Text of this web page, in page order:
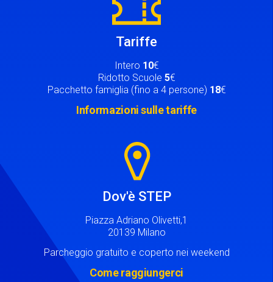
Tariffe
Intero 10€
Ridotto Scuole 5€
Pacchetto famiglia (fino a 4 persone) 18€
Informazioni sulle tariffe
Dov'è STEP
Piazza Adriano Olivetti,1
20139 Milano
Parcheggio gratuito e coperto nei weekend
Come raggiungerci